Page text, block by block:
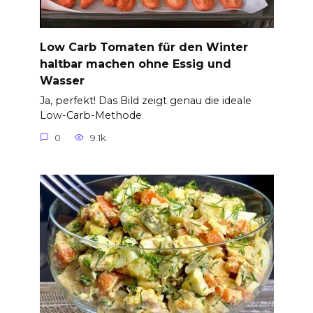
Low Carb Tomaten für den Winter
haltbar machen ohne Essig und
Wasser
Ja, perfekt! Das Bild zeigt genau die ideale
Low-Carb-Methode
0 9.1k.